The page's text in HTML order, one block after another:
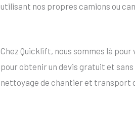
utilisant nos propres camions ou
Chez Quicklift, nous sommes là
pour obtenir un devis gratuit et
nettoyage de chantier et transport